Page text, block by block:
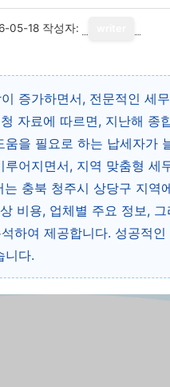
05-18 작성자:
증가하면서, 전문적인 세
자료에 따르면, 지난해 종
을 필요로 하는 납세자가
어지면서, 지역 맞춤형 세
충북 청주시 상당구 지역
비용, 업체별 주요 정보,
하여 제공합니다. 성공적
니다.